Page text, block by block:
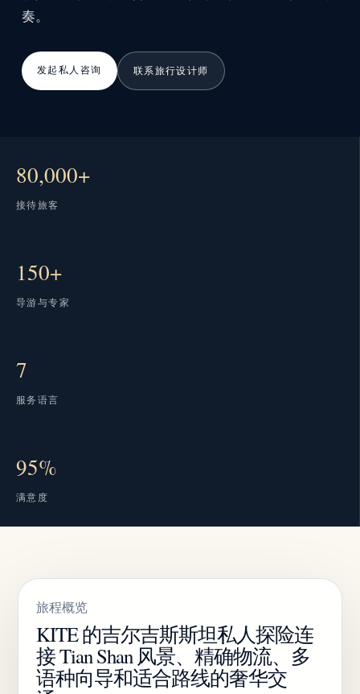
奏。
发起私人咨询 联系旅行设计师
80,000+
接待旅客
150+
导游与专家
7
服务语言
95%
满意度
旅程概览
KITE 的吉尔吉斯斯坦私人探险连
接 Tian Shan 风景、精确物流、多
语种向导和适合路线的奢华交